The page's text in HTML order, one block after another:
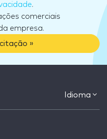
.
comerciais
empresa.
»
Idioma